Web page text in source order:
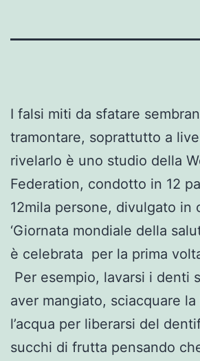
I falsi miti da sfatare
tramontare, soprattutto a
rivelarlo è uno studio della
Federation, condotto in 12
12mila persone, divulgato in
‘Giornata mondiale della
è celebrata per la prima
Per esempio, lavarsi i denti
aver mangiato, sciacquare
l’acqua per liberarsi del
succhi di frutta pensando